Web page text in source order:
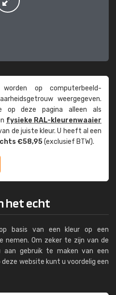
worden op computer­beeld­
weer­gegeven.
op deze pagina alleen als
fysieke RAL-kleuren­waaier
de juiste kleur. U heeft al een
€58,95(exclusief BTW).
het echt
basis van een kleur op een
nemen. Om zeker te zijn van de
aan gebruik te maken van een
deze website kunt u voordelig een